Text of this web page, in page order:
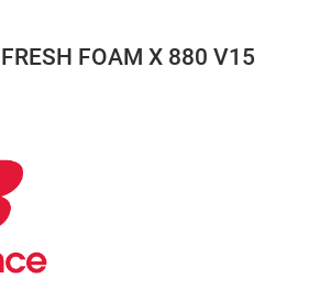
FOAM X 880 V15